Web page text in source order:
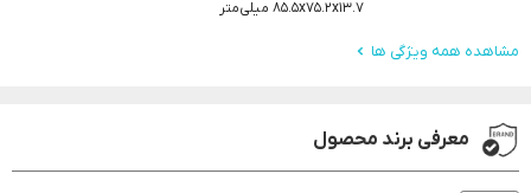
۸۵.۵x۷۵.۲x۱۳.۷ میلی‌متر
مشاهده همه ویژگی ها
معرفی برند محصول